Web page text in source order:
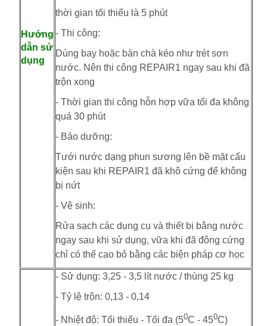
Hướng
dẫn sử
dụng
thời gian tối thiểu là 5 phút
- Thi công:
Dùng bay hoặc bàn chà kéo như trét sơn
nước. Nên thi công REPAIR1 ngay sau khi đã
trộn xong
- Thời gian thi công hỗn hợp vữa tối đa không
quá 30 phút
- Bảo dưỡng:
Tưới nước dạng phun sương lên bề mặt cấu
kiện sau khi REPAIR1 đã khô cứng để không
bị nứt
- Vệ sinh:
Rửa sạch các dụng cụ và thiết bị bằng nước
ngay sau khi sử dụng, vữa khi đã đông cứng
chỉ có thể cạo bỏ bằng các biện pháp cơ học
- Sử dụng: 3,25 - 3,5 lít nước / thùng 25 kg
- Tỷ lệ trộn: 0,13 - 0,14
- Nhiệt độ: Tối thiểu - Tối đa (50C - 450C)